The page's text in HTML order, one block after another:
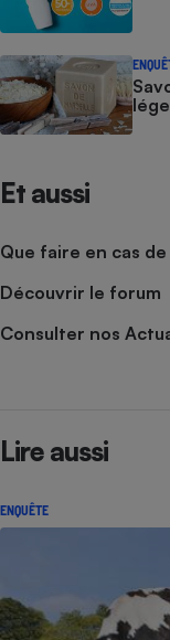
Et aussi
Que faire en cas
Découvrir le forum
Consulter nos
Lire aussi
ENQUÊTE